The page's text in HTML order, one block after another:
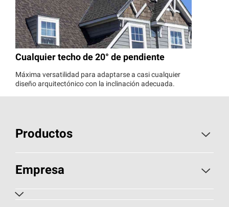
Cualquier techo de 20° de pendiente
Máxima versatilidad para adaptarse a casi cualquier
diseño arquitectónico con la inclinación adecuada.
Productos
Aislamiento
Tejas Asfálticas
Empresa
Sobre Nosotros